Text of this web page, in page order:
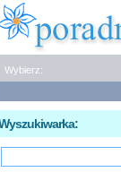
Wybierz: